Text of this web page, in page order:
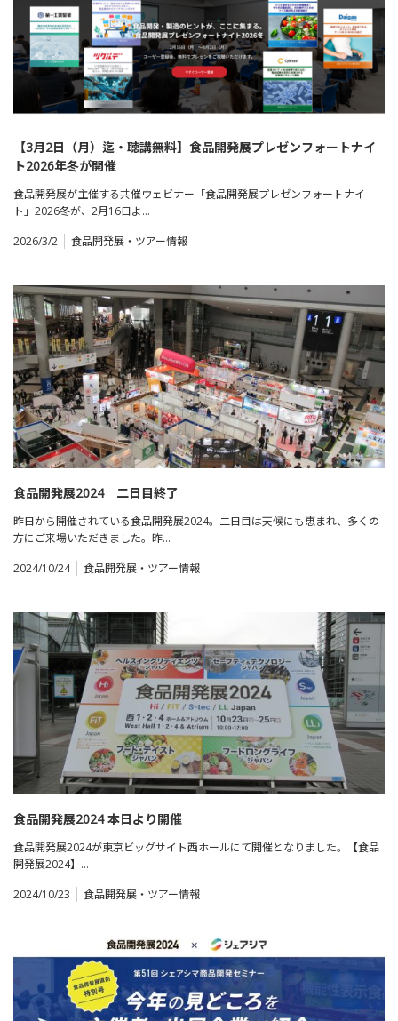
【3月2日（月）迄・聴講無料】食品開発展プレゼンフォートナイ
ト2026年冬が開催
食品開発展が主催する共催ウェビナー「食品開発展プレゼンフォートナイ
ト」2026冬が、2月16日よ…
2026/3/2
食品開発展・ツアー情報
食品開発展2024 二日目終了
昨日から開催されている食品開発展2024。二日目は天候にも恵まれ、多くの
方にご来場いただきました。昨…
2024/10/24
食品開発展・ツアー情報
食品開発展2024 本日より開催
食品開発展2024が東京ビッグサイト西ホールにて開催となりました。【食品
開発展2024】…
2024/10/23
食品開発展・ツアー情報